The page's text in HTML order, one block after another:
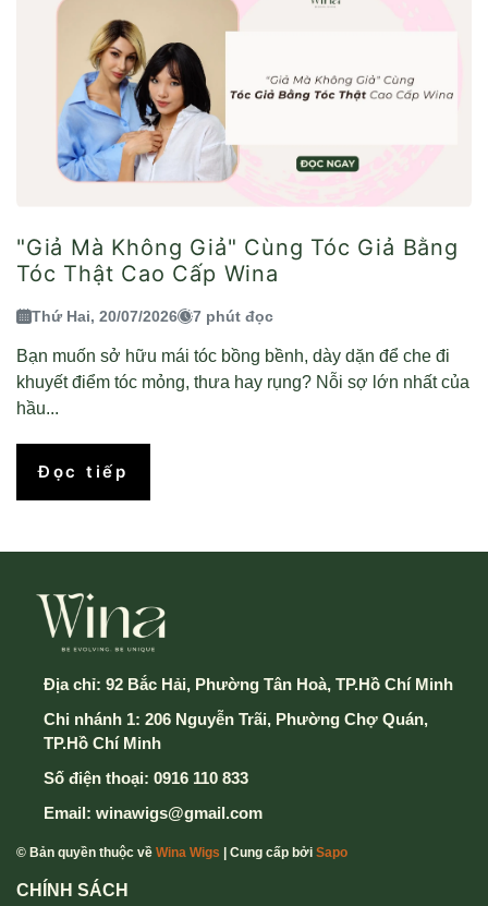
"Giả Mà Không Giả" Cùng Tóc Giả Bằng
Tóc Thật Cao Cấp Wina
Thứ Hai, 20/07/2026 7 phút đọc
Bạn muốn sở hữu mái tóc bồng bềnh, dày dặn để che đi
khuyết điểm tóc mỏng, thưa hay rụng? Nỗi sợ lớn nhất của
hầu...
Đọc tiếp
Địa chỉ: 92 Bắc Hải, Phường Tân Hoà, TP.Hồ Chí Minh
Chi nhánh 1: 206 Nguyễn Trãi, Phường Chợ Quán,
TP.Hồ Chí Minh
Số điện thoại: 0916 110 833
Email: winawigs@gmail.com
© Bản quyền thuộc về Wina Wigs | Cung cấp bởi Sapo
CHÍNH SÁCH